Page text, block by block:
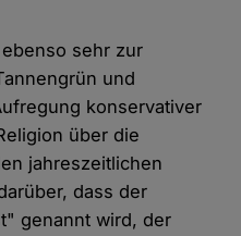
sehr zur
und
konservativer
über die
jahreszeitlichen
dass der
genannt wird, der